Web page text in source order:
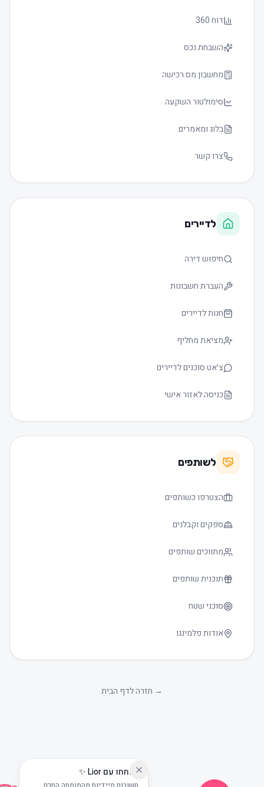
גודל טקסט
שוחחו עם Lior ✨
דוח 360
השבחת נכס
מחשבון מס רכישה
סימולטור השקעה
בלוג ומאמרים
צרו קשר
לדיירים
חיפוש דירה
העברת חשבונות
חנות לדיירים
מציאת מחליף
צ׳אט סוכנים לדיירים
כניסה לאזור אישי
לשותפים
הצטרפו כשותפים
ספקים וקבלנים
מתווכים שותפים
תוכנית שותפים
סוכני שטח
אודות פלמינגו
חזרה לדף הבית